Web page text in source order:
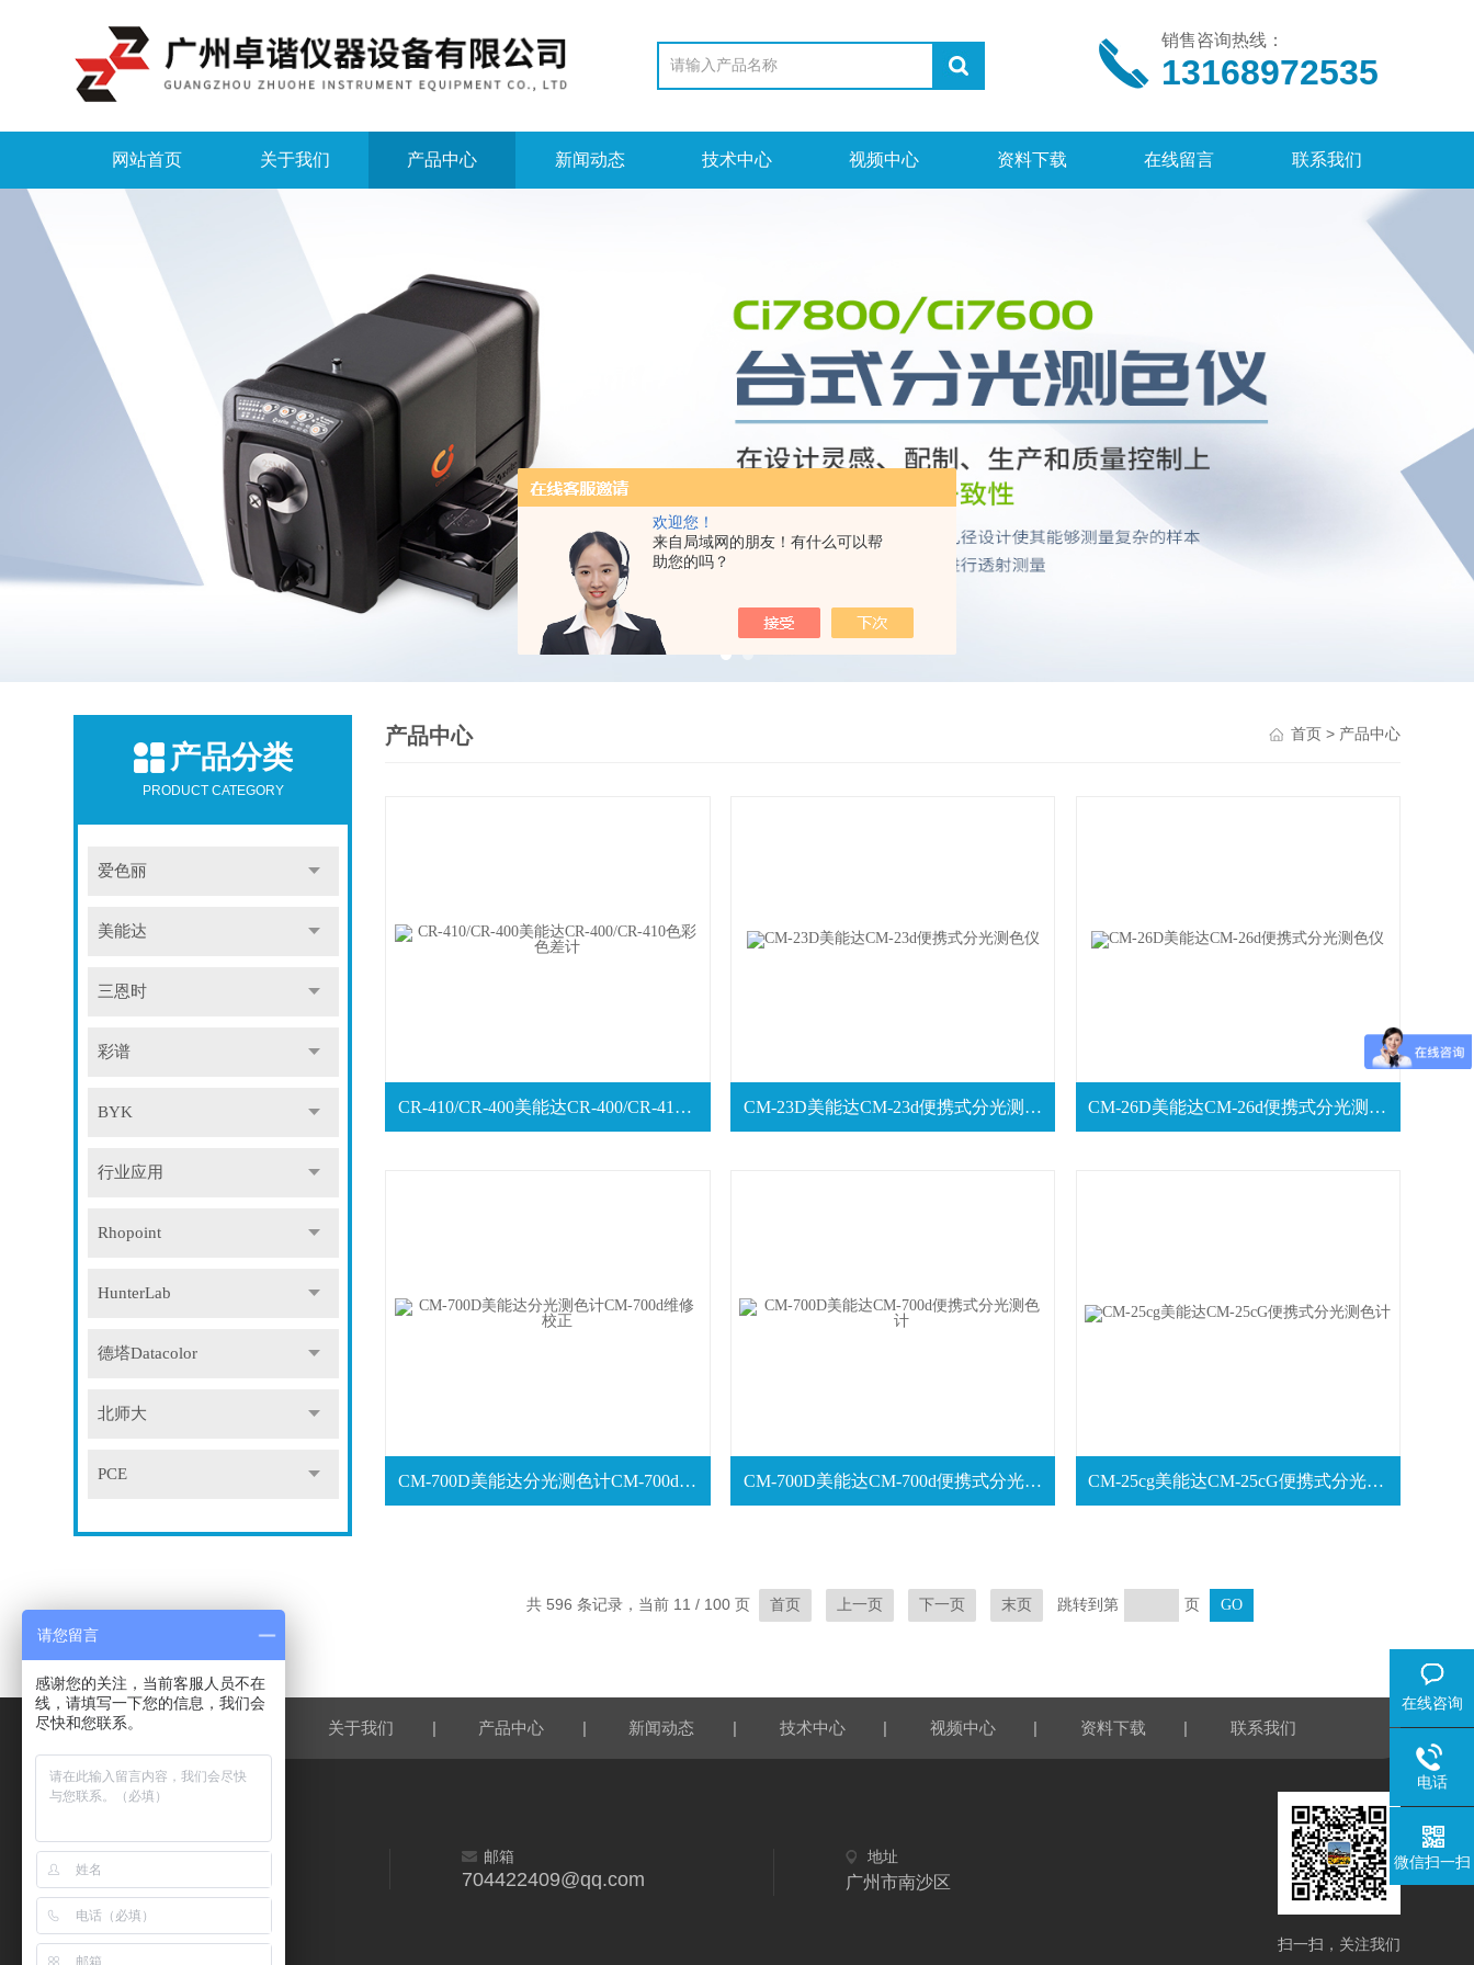
欢迎您！
来自局域网的朋友！有什么可以帮
助您的吗？
销售咨询热线：
13168972535
网站首页 关于我们 产品中心 新闻动态 技术中心 视频中心 资料下载 在线留言 联系我们
产品分类
PRODUCT CATEGORY
爱色丽
美能达
三恩时
彩谱
BYK
行业应用
Rhopoint
HunterLab
德塔Datacolor
北师大
PCE
产品中心 首页> 产品中心
CR-410/CR-400美能达CR-400/CR-410色彩色差计 CM-23D美能达CM-23d便携式分光测色仪 CM-26D美能达CM-26d便携式分光测色仪
CM-700D美能达分光测色计CM-700d维修校正 CM-700D美能达CM-700d便携式分光测色计 CM-25cg美能达CM-25cG便携式分光测色计
共 596 条记录，当前 11 / 100 页 首页 上一页 下一页 末页 跳转到第 页
关于我们 | 产品中心 | 新闻动态 | 技术中心 | 视频中心 | 资料下载 | 联系我们
邮箱
704422409@qq.com
地址
广州市南沙区
扫一扫，关注我们
在线咨询
电话
微信扫一扫
请您留言
感谢您的关注，当前客服人员不在
线，请填写一下您的信息，我们会
尽快和您联系。